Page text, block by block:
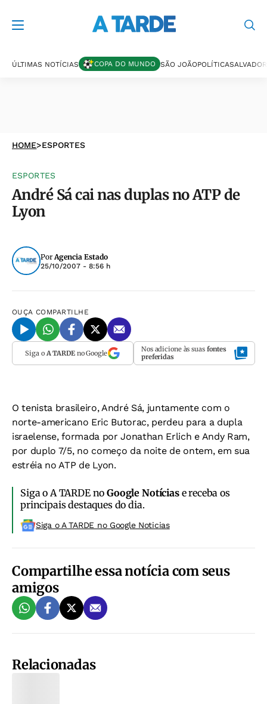
ÚLTIMAS NOTÍCIAS COPA DO MUNDO SÃO JOÃOPOLÍTICASALVADOR
HOME>ESPORTES
ESPORTES
André Sá cai nas duplas no ATP de
Lyon
PorAgencia Estado
25/10/2007 - 8:56 h
OUÇA COMPARTILHE
Siga o A TARDEno Google Nos adicione às suas fontes
preferidas
O tenista brasileiro, André Sá, juntamente com o
norte-americano Eric Butorac, perdeu para a dupla
israelense, formada por Jonathan Erlich e Andy Ram,
por duplo 7/5, no começo da noite de ontem, em sua
estréia no ATP de Lyon.
Siga o A TARDE noGoogle Notíciase receba os
principais destaques do dia.
Siga o A TARDE no Google Noticias
Compartilhe essa notícia com seus
amigos
Relacionadas